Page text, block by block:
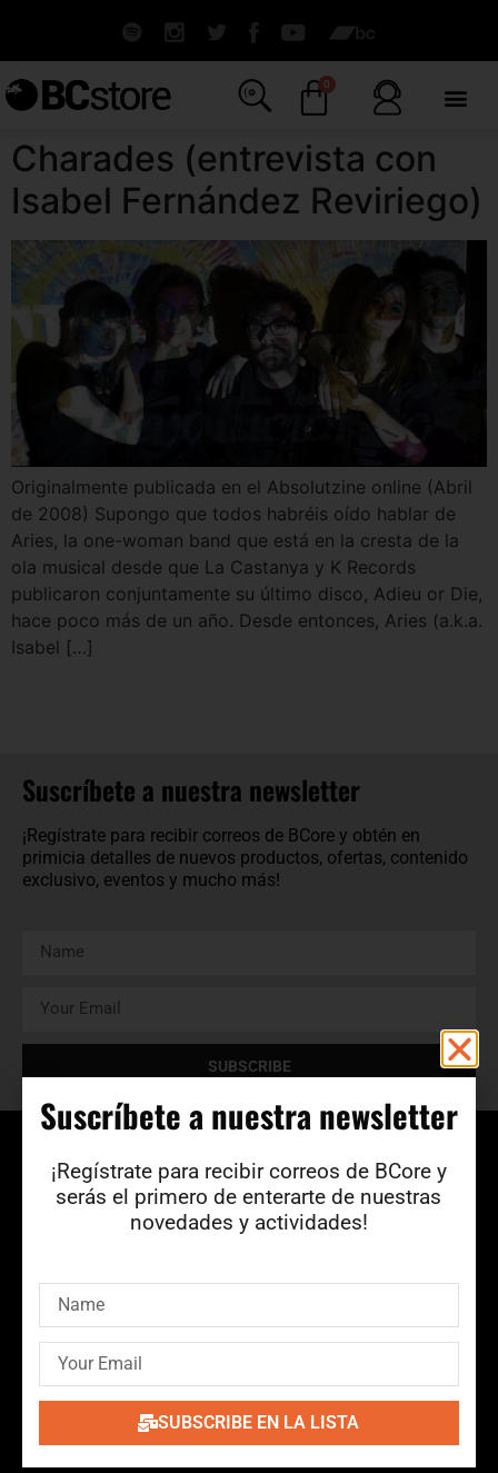
0
Charades (entrevista con
Isabel Fernández Reviriego)
Originalmente publicada en el Absolutzine online (Abril
de 2008) Supongo que todos habréis oído hablar de
Aries, la one-woman band que está en la cresta de la
ola musical desde que La Castanya y K Records
publicaron conjuntamente su último disco, Adieu or Die,
hace poco más de un año. Desde entonces, Aries (a.k.a.
Isabel […]
Suscríbete a nuestra newsletter
¡Regístrate para recibir correos de BCore y obtén en
primicia detalles de nuevos productos, ofertas, contenido
exclusivo, eventos y mucho más!
SUBSCRIBE
lleva 35 años editando bandas de la escena underground
catalana y española. Más información
enwww.bcoredisc.com
Suscríbete a nuestra newsletter​
¡Regístrate para recibir correos de BCore y
serás el primero de enterarte de nuestras
novedades y actividades!
SUBSCRIBE EN LA LISTA